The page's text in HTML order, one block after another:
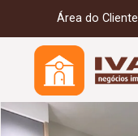
Área do Cliente